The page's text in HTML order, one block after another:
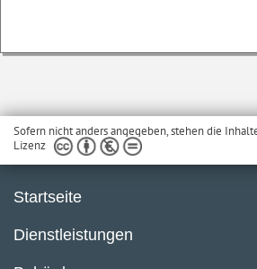
Sofern nicht anders angegeben, stehen die
Lizenz
Startseite
Dienstleistungen